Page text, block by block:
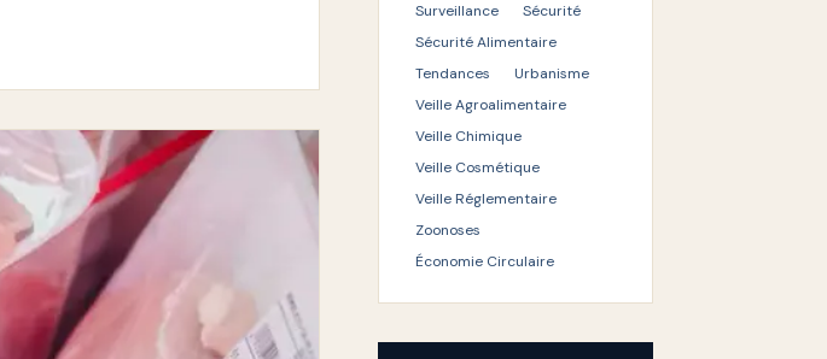
Surveillance
Sécurité
Sécurité Alimentaire
Tendances
Urbanisme
Veille Agroalimentaire
Veille Chimique
Veille Cosmétique
Veille Réglementaire
Zoonoses
Économie Circulaire